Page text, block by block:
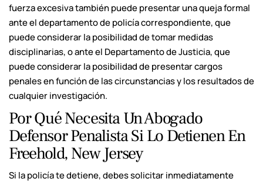
fuerza excesiva también puede presentar una queja formal
ante el departamento de policía correspondiente, que
puede considerar la posibilidad de tomar medidas
disciplinarias, o ante el Departamento de Justicia, que
puede considerar la posibilidad de presentar cargos
penales en función de las circunstancias y los resultados de
cualquier investigación.
Por Qué Necesita Un Abogado
Defensor Penalista Si Lo Detienen En
Freehold, New Jersey
Si la policía te detiene, debes solicitar inmediatamente